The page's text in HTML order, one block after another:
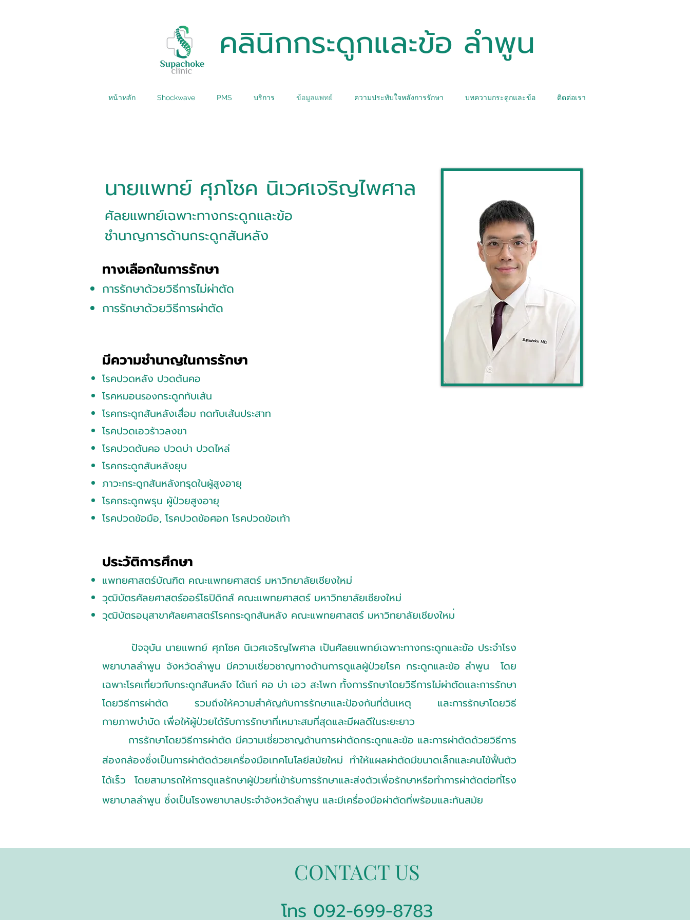
คลินิกกระดูกและข้อ ลำพูน
หน้าหลัก Shockwave PMS บริการ ข้อมูลแพทย์ ความประทับใจหลังการรักษา บทความกระดูกและข้อ ติดต่อเรา
นายแพทย์ ศุภโชค นิเวศเจริญไพศาล
ศัลยแพทย์เฉพาะทางกระดูกและข้อ
ชำนาญการด้านกระดูกสันหลัง
มีความชำนาญในการรักษา
โรคปวดหลัง ปวดต้นคอ
โรคหมอนรองกระดูกทับเส้น
โรคกระดูกสันหลังเสื่อม กดทับเส้นประสาท
โรคปวดเอวร้าวลงขา
โรคปวดต้นคอ ปวดบ่า ปวดไหล่
โรคกระดูกสันหลังยุบ
ภาวะกระดูกสันหลังทรุดในผู้สูงอายุ
โรคกระดูกพรุน ผู้ป่วยสูงอายุ
โรคปวดข้อมือ, โรคปวดข้อศอก โรคปวดข้อเท้า
ทางเลือกในการรักษา
การรักษาด้วยวิธีการไม่ผ่าตัด
การรักษาด้วยวิธีการผ่าตัด
ประวัติการศึกษา
แพทยศาสตร์บัณฑิต คณะแพทยศาสตร์ มหาวิทยาลัยเชียงใหม่
วุฒิบัตรศัลยศาสตร์ออร์โธปิดิกส์ คณะแพทยศาสตร์ มหาวิทยาลัยเชียงใหม่
วุฒิบัตรอนุสาขาศัลยศาสตร์โรคกระดูกสันหลัง คณะแพทยศาสตร์ มหาวิทยาลัยเชียงใหม
ปัจจุบัน นายแพทย์ ศุภโชค นิเวศเจริญไพศาล เป็นศัลยแพทย์เฉพาะทางกระดูกและข้อ ประจำโรง
พยาบาลลำพูน จังหวัดลำพูน มีความเชี่ยวชาญทางด้านการดูแลผู้ป่วยโรค กระดูกและข้อ ลำพูน โดย
เฉพาะโรคเกี่ยวกับกระดูกสันหลัง ได้แก่ คอ บ่า เอว สะโพก ทั้งการรักษาโดยวิธีการไม่ผ่าตัดและการรักษา
โดยวิธีการผ่าตัด รวมถึงให้ความสำคัญกับการรักษาและป้องกันที่ต้นเหตุ และการรักษาโดยวิธี
กายภาพบำบัด เพื่อให้ผู้ป่วยได้รับการรักษาที่เหมาะสมที่สุดและมีผลดีในระยะยาว
การรักษาโดยวิธีการผ่าตัด มีความเชี่ยวชาญด้านการผ่าตัดกระดูกและข้อ และการผ่าตัดด้วยวิธีการ
ส่องกล้องซึ่งเป็นการผ่าตัดด้วยเครื่องมือเทคโนโลยีสมัยใหม่ ทำให้แผลผ่าตัดมีขนาดเล็กและคนไข้ฟื้นตัว
ได้เร็ว โดยสามารถให้การดูแลรักษาผู้ป่วยที่เข้ารับการรักษาและส่งตัวเพื่อรักษาหรือทำการผ่าตัดต่อที่โรง
พยาบาลลำพูน ซึ่งเป็นโรงพยาบาลประจำจังหวัดลำพูน และมีเครื่องมือผ่าตัดที่พร้อมและทันสมัย
supachokeclinic@gmail.com
CONTACT US
โทร 092-699-8783